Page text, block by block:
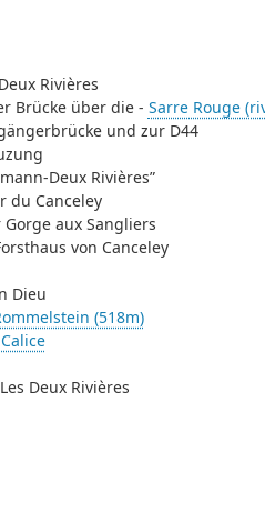
Rivières
Brücke über die - Sarre Rouge
und zur D44
Deux Rivières”
du Canceley
aux Sangliers
von Canceley
Dieu
(518m)
Deux Rivières